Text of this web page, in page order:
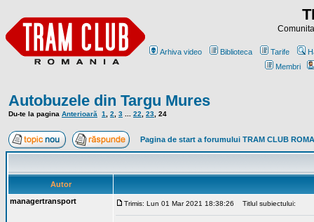
Arhiva video Biblioteca Tarife
Membri
Autobuzele din Targu Mures
Du-te la pagina Anterioară 1 2 3 22 23 24
Pagina de start a forumului TRAM CLUB
Autor
managertransport
Trimis: Lun 01 Mar 2021 18:38:26 Titlul subiectului: